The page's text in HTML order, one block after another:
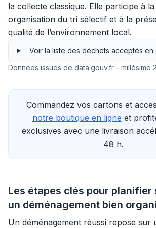
la collecte classique. Elle participe à
organisation du tri sélectif et à la
qualité de l’environnement local.
Voir la liste des déchets acceptés
Données issues de data.gouv.fr - millésime
Commandez vos cartons et
notre boutique en ligne et
exclusives avec une livraison
48 h.
Les étapes clés pour planifier
un déménagement bien
Un déménagement réussi repose sur